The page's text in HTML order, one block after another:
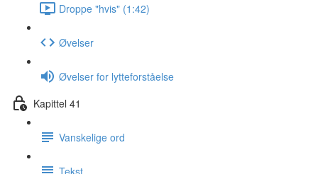
Droppe "hvis" (1:42)
Øvelser
Øvelser for lytteforståelse
Kapittel 41
Vanskelige ord
Tekst